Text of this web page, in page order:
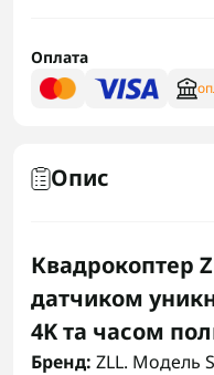
Оплата
Опис
Квадрокоптер
датчиком
4K та часом
Бренд: ZLL. Модель